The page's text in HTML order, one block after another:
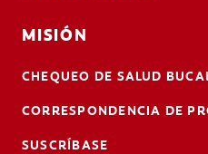
MISIÓN
CHEQUEO DE SALUD
CORRESPONDENCIA DE
SUSCRÍBASE